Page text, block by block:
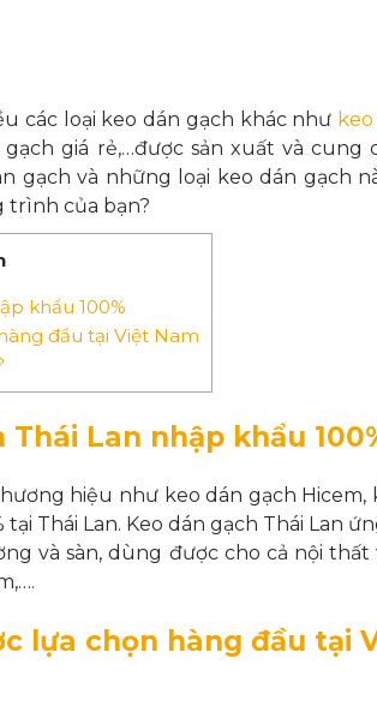
các loại keo dán gạch khác như
gạch giá rẻ,…được sản xuất và
gạch và những loại keo dán gạch
trình của bạn?
khẩu 100%
đầu tại Việt Nam
Lan nhập khẩu
hiệu như keo dán gạch Hicem,
Thái Lan. Keo dán gạch Thái Lan
và sàn, dùng được cho cả nội thất
lựa chọn hàng đầu tại